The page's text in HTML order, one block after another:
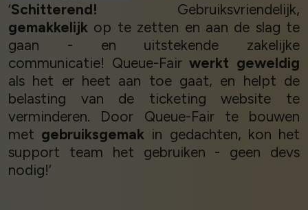
‘Schitterend! Gebruiksvriendelijk,
gemakkelijk op te zetten en aan de slag te
gaan - en uitstekende zakelijke
communicatie! Queue-Fairwerkt geweldig
als het er heet aan toe gaat, en helpt de
belasting van de ticketing website te
verminderen. Door Queue-Fair te bouwen
met gebruiksgemak in gedachten, kon het
support team het gebruiken - geen devs
nodig!’